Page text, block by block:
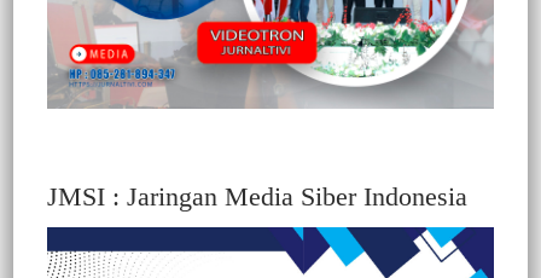
JMSI : Jaringan Media Siber Indonesia